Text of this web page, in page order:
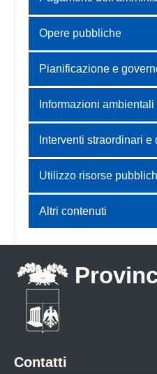
Opere pubbliche
Pianificazione e
Informazioni ambientali
Interventi straordinari e
Utilizzo risorse
Altri contenuti
Contatti